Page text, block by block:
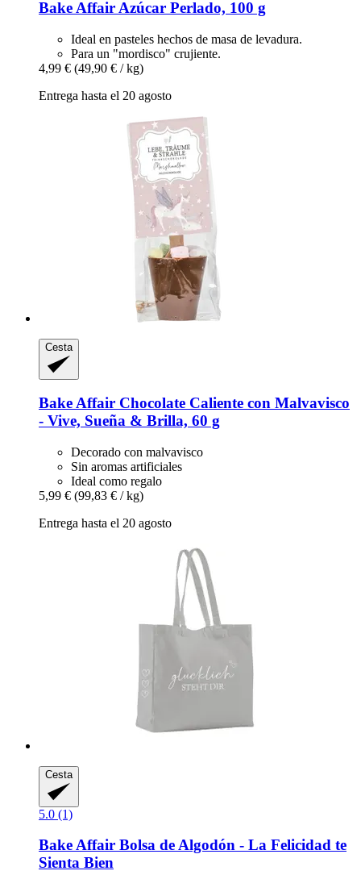
Bake AffairAzúcar Perlado, 100 g
Ideal en pasteles hechos de masa de levadura.
Para un "mordisco" crujiente.
4,99 € (49,90 € / kg)
Entrega hasta el 20 agosto
Cesta
Bake Affair Chocolate Caliente con Malvavisco
-​ Vive, Sueña & Brilla, 60 g
Decorado con malvavisco
Sin aromas artificiales
Ideal como regalo
5,99 € (99,83 € / kg)
Entrega hasta el 20 agosto
Cesta
5.0 (1)
Bake Affair Bolsa de Algodón -​ La Felicidad te
Sienta Bien